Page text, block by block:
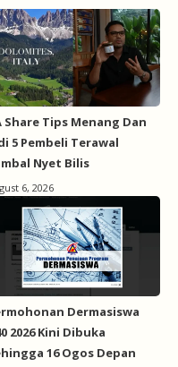
Share Tips Menang Dan
5 Pembeli Terawal
Nyet Bilis
6, 2026
Dermasiswa
2026 Kini Dibuka
16 Ogos Depan